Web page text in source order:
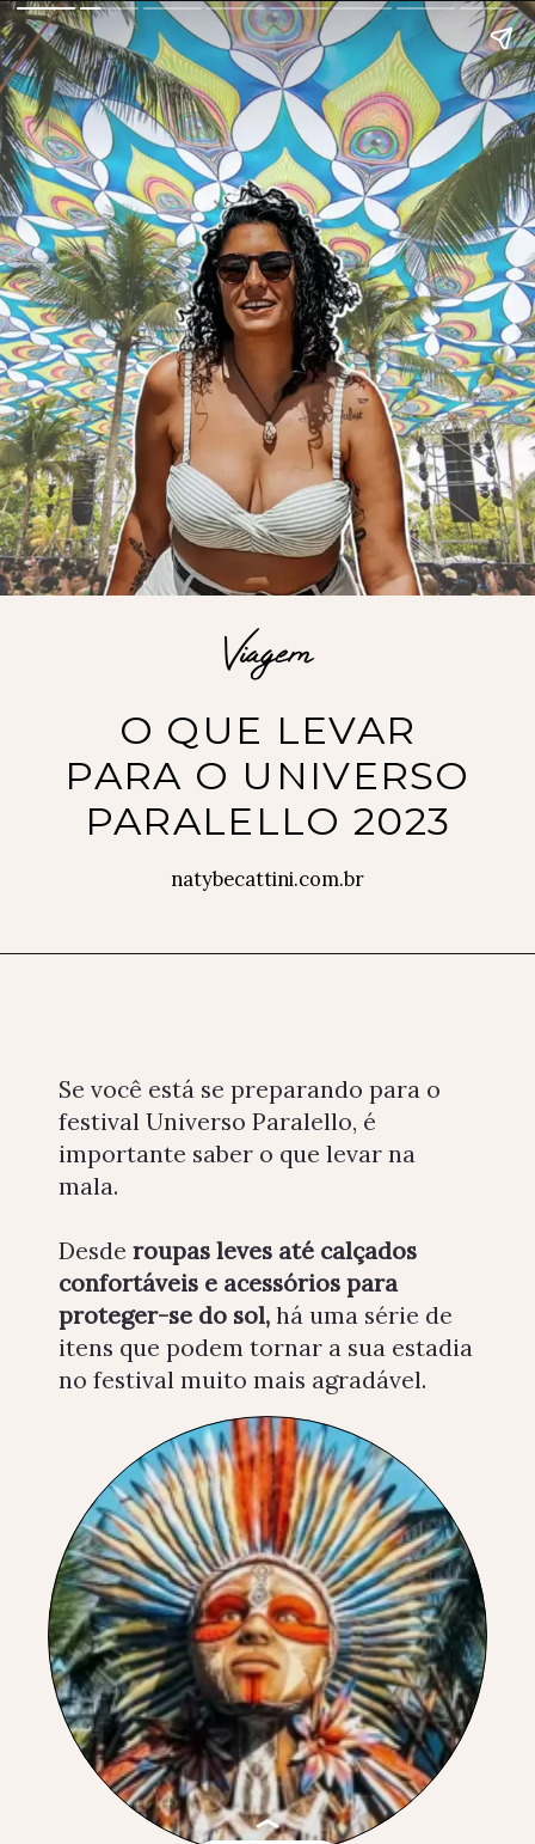
O QUE LEVAR
PARA O UNIVERSO
PARALELLO 2023
natybecattini.com.br
Viagem
Se você está se preparando para o
festival Universo Paralello, é
importante saber o que levar na
mala.
Desde roupas leves até calçados
confortáveis e acessórios para
proteger-se do sol,há uma série de
itens que podem tornar a sua estadia
no festival muito mais agradável.